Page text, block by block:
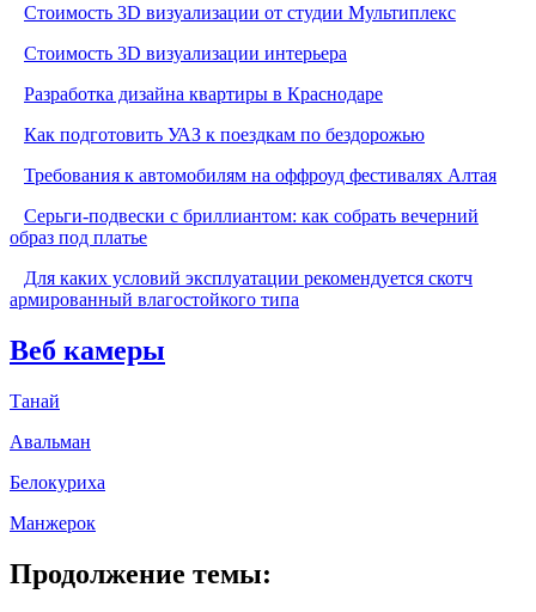
Стоимость 3D визуализации от студии Мультиплекс
Стоимость 3D визуализации интерьера
Разработка дизайна квартиры в Краснодаре
Как подготовить УАЗ к поездкам по бездорожью
Требования к автомобилям на оффроуд фестивалях Алтая
Серьги-подвески с бриллиантом: как собрать вечерний
образ под платье
Для каких условий эксплуатации рекомендуется скотч
армированный влагостойкого типа
Веб камеры
Танай
Авальман
Белокуриха
Манжерок
Продолжение темы: